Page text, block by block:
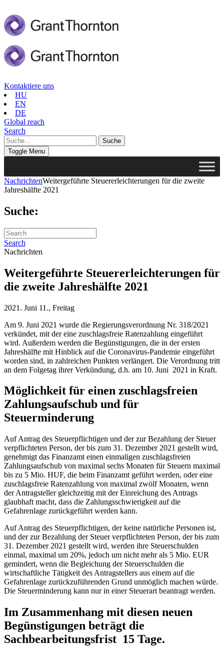
Kontaktiere uns
HU
EN
DE
Global reach
Search
Toggle Menu
NachrichtenWeitergeführte Steuererleichterungen für die zweite
Jahreshälfte 2021
Suche:
Search
Nachrichten
Weitergeführte Steuererleichterungen für
die zweite Jahreshälfte 2021
2021. Juni 11., Freitag
Am 9. Juni 2021 wurde die Regierungsverordnung Nr. 318/2021
verkündet, mit der eine zuschlagsfreie Ratenzahlung eingeführt
wird. Außerdem werden die Begünstigungen, die in der ersten
Jahreshälfte mit Hinblick auf die Coronavirus-Pandemie eingeführt
worden sind, in zahlreichen Punkten verlängert. Die Verordnung tritt
an dem Folgetag ihrer Verkündung, d.h. am 10. Juni 2021 in Kraft.
Möglichkeit für einen zuschlagsfreien
Zahlungsaufschub und für
Steuerminderung
Auf Antrag des Steuerpflichtigen und der zur Bezahlung der Steuer
verpflichteten Person, der bis zum 31. Dezember 2021 gestellt wird,
genehmigt das Finanzamt einen einmaligen zuschlagsfreien
Zahlungsaufschub von maximal sechs Monaten für Steuern maximal
bis zu 5 Mio. HUF, die beim Finanzamt geführt werden, oder eine
zuschlagsfreie Ratenzahlung von maximal zwölf Monaten, wenn
der Antragsteller gleichzeitig mit der Einreichung des Antrags
glaubhaft macht, dass die Zahlungsschwierigkeit auf die
Gefahrenlage zurückgeführt werden kann.
Auf Antrag des Steuerpflichtigen, der keine natürliche Personen ist,
und der zur Bezahlung der Steuer verpflichteten Person, der bis zum
31. Dezember 2021 gestellt wird, werden ihre Steuerschulden
einmal, maximal um 20%, jedoch um nicht mehr als 5 Mio. EUR
gemindert, wenn die Begleichung der Steuerschulden die
wirtschaftliche Tätigkeit des Antragstellers aus einem auf die
Gefahrenlage zurückzuführenden Grund unmöglich machen würde.
Die Steuerminderung kann nur in einer Steuerart beantragt werden.
Im Zusammenhang mit diesen neuen
Begünstigungen beträgt die
Sachbearbeitungsfrist 15 Tage.